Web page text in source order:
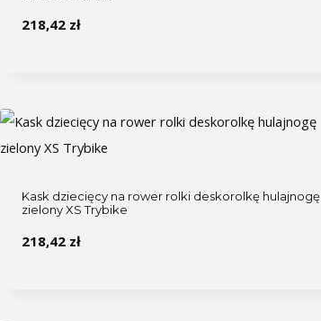
218,42 zł
Kask dziecięcy na rower rolki deskorolkę hulajnogę
zielony XS Trybike
218,42 zł